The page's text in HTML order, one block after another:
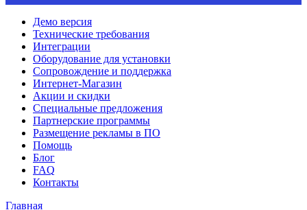
Демо версия
Технические требования
Интеграции
Оборудование для установки
Сопровождение и поддержка
Интернет-Магазин
Акции и скидки
Специальные предложения
Партнерские программы
Размещение рекламы в ПО
Помощь
Блог
FAQ
Контакты
Главная